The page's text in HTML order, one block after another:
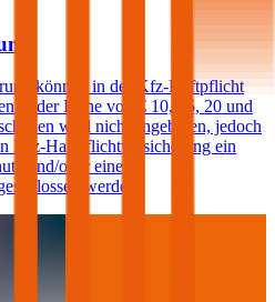
können in der Kfz-Haftpflicht
in der Höhe von € 10, 15, 20 und
wird nicht angeboten, jedoch
Kfz-Haftpflichtversicherung ein
und/oder eine
werden.